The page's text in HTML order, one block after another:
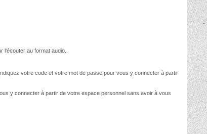
l'écouter au format audio.
votre code et votre mot de passe pour vous y connecter à partir
y connecter à partir de votre espace personnel sans avoir à vous